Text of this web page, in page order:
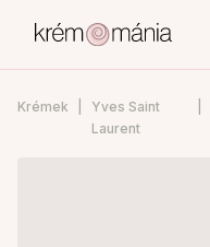
Krémek
Yves Saint
Laurent